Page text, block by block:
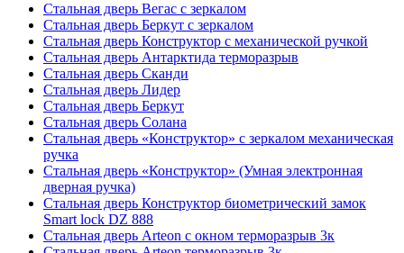
Стальная дверь Вегас с зеркалом
Стальная дверь Беркут с зеркалом
Стальная дверь Конструктор с механической ручкой
Стальная дверь Антарктида терморазрыв
Стальная дверь Сканди
Стальная дверь Лидер
Стальная дверь Беркут
Стальная дверь Солана
Стальная дверь «Конструктор» с зеркалом механическая
ручка
Стальная дверь «Конструктор» (Умная электронная
дверная ручка)
Стальная дверь Конструктор биометрический замок
Smart lock DZ 888
Стальная дверь Arteon с окном терморазрыв 3к